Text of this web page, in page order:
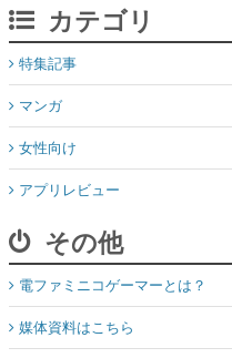
カテゴリ
特集記事
マンガ
女性向け
アプリレビュー
その他
電ファミニコゲーマーとは？
媒体資料はこちら